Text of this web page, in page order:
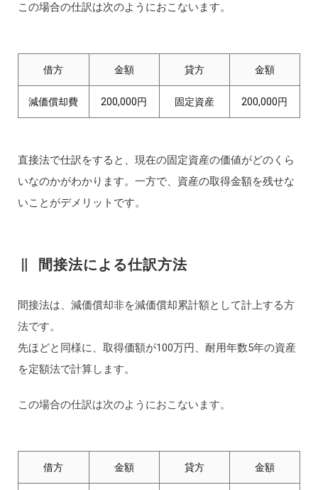
この場合の仕訳は次のようにおこないます。
借方 金額 貸方 金額
減価償却費 200,000円 固定資産 200,000円
直接法で仕訳をすると、現在の固定資産の価値がどのくら
いなのかがわかります。一方で、資産の取得金額を残せな
いことがデメリットです。
間接法による仕訳方法
間接法は、減価償却非を減価償却累計額として計上する方
法です。
先ほどと同様に、取得価額が100万円、耐用年数5年の資産
を定額法で計算します。
この場合の仕訳は次のようにおこないます。
借方 金額 貸方 金額